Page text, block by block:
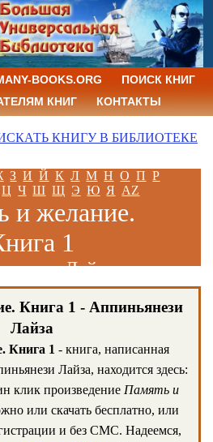
BOOKS.ORG
ПОИСК КНИГ
КНИГ
КОНТАКТЫ
КНИГУ В БИБЛИОТЕКЕ
З И Й К Л М Н О П Р
Ц Ч Ш Щ Э Ю Я AZ
и желание.
1
Лайза
Книга 1 - Аппиньянези
Лайза
Книга 1 - книга, написанная
Лайза, находится здесь:
клик произведение Память и
или скачать бесплатно, или
и без СМС. Надеемся,